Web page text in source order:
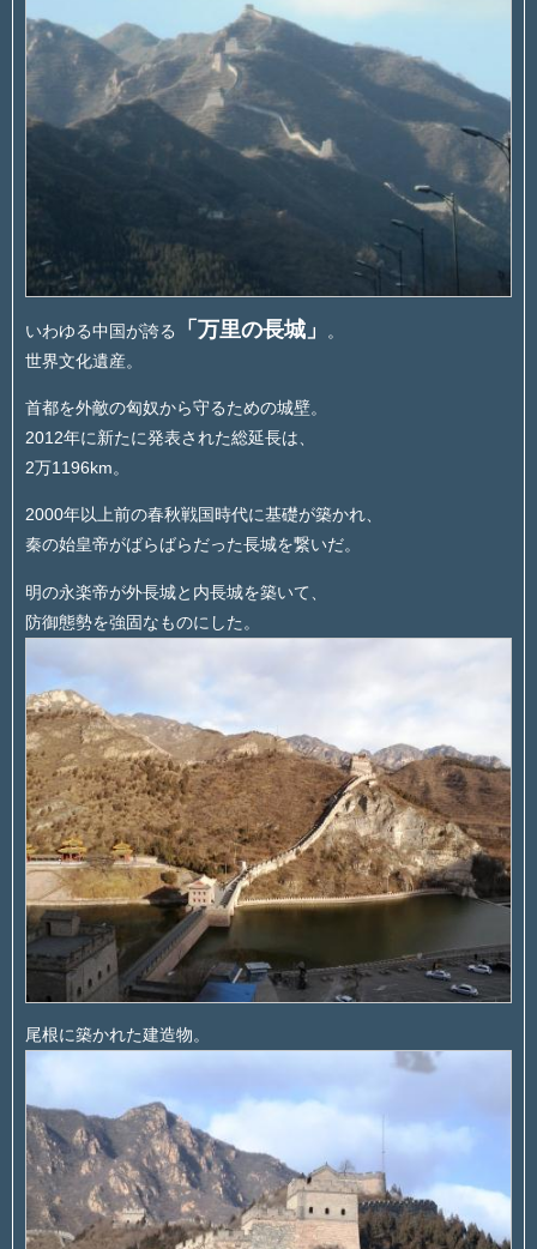
いわゆる中国が誇る 「万里の長城」
。
世界文化遺産。
首都を外敵の匈奴から守るための城壁。
2012年に新たに発表された総延長は、
2万1196km。
2000年以上前の春秋戦国時代に基礎が築かれ、
秦の始皇帝がばらばらだった長城を繋いだ。
明の永楽帝が外長城と内長城を築いて、
防御態勢を強固なものにした。
尾根に築かれた建造物。